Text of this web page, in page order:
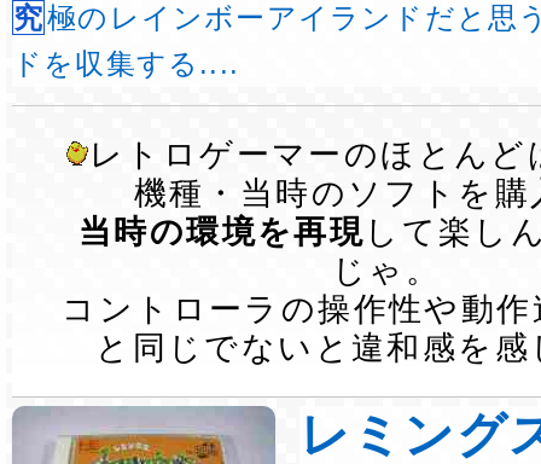
究極のレインボーアイランドだと思う。 ダイヤモン
ドを収集する....
レトロゲーマーのほとんど
機種・当時のソフトを購
当時の環境を再現 して楽し
じゃ。
コントローラの操作性や動
と同じでないと違和感を
レミング